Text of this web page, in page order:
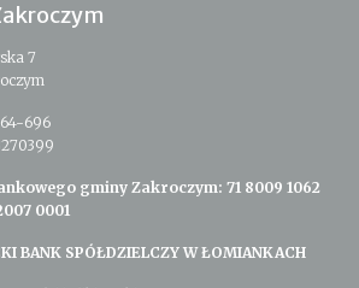
7
696
gminy Zakroczym: 71 8009 1062
0001
BANK SPÓŁDZIELCZY W ŁOMIANKACH